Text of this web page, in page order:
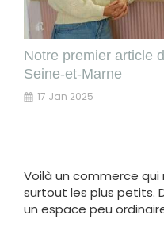
Notre premier article
Seine-et-Marne
17 Jan 2025
Voilà un commerce qui
surtout les plus petits.
un espace peu